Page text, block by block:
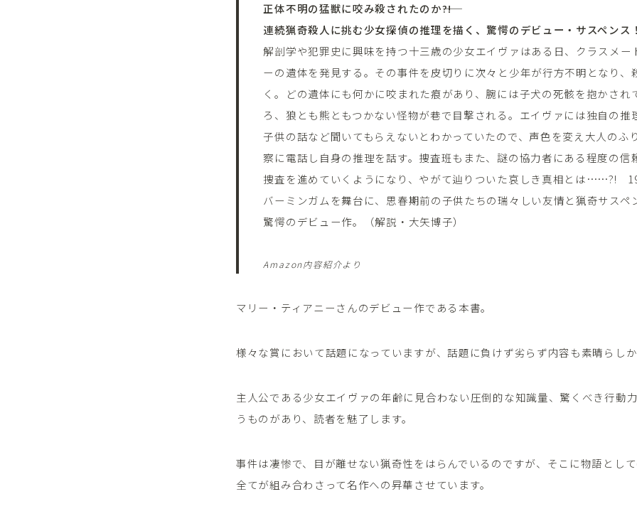
正体不明の猛獣に咬み殺されたのか――?!
連続猟奇殺人に挑む少女探偵の推理を描く、驚愕のデビュー・サスペンス！
解剖学や犯罪史に興味を持つ十三歳の少女エイヴァはある日、クラスメー
ーの遺体を発見する。その事件を皮切りに次々と少年が行方不明となり、
く。どの遺体にも何かに咬まれた痕があり、腕には子犬の死骸を抱かされ
ろ、狼とも熊ともつかない怪物が巷で目撃される。エイヴァには独自の推
子供の話など聞いてもらえないとわかっていたので、声色を変え大人のふ
察に電話し自身の推理を話す。捜査班もまた、謎の協力者にある程度の信
捜査を進めていくようになり、やがて辿りついた哀しき真相とは……?!
バーミンガムを舞台に、思春期前の子供たちの瑞々しい友情と猟奇サスペ
驚愕のデビュー作。（解説・大矢博子）
Amazon内容紹介より
マリー・ティアニーさんのデビュー作である本書。
様々な賞において話題になっていますが、話題に負けず劣らず内容も素晴らしか
主人公である少女エイヴァの年齢に見合わない圧倒的な知識量、驚くべき行動
うものがあり、読者を魅了します。
事件は凄惨で、目が離せない猟奇性をはらんでいるのですが、そこに物語として
全てが組み合わさって名作への昇華させています。